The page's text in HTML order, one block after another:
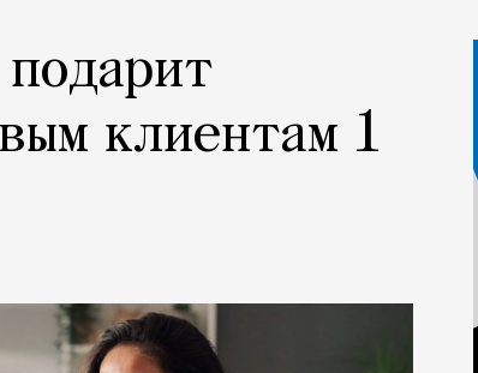
клиентам 1